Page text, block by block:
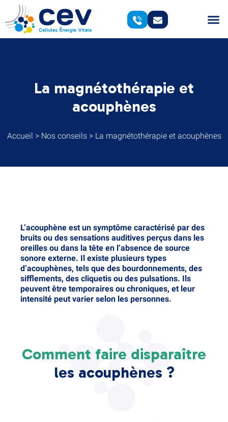
La magnétothérapie et
acouphènes
Accueil > Nos conseils> La magnétothérapie et acouphènes
L’acouphène est un symptôme caractérisé par des
bruits ou des sensations auditives perçus dans les
oreilles ou dans la tête en l’absence de source
sonore externe. Il existe plusieurs types
d’acouphènes, tels que des bourdonnements, des
sifflements, des cliquetis ou des pulsations. Ils
peuvent être temporaires ou chroniques, et leur
intensité peut varier selon les personnes.
Comment faire disparaître
les acouphènes ?